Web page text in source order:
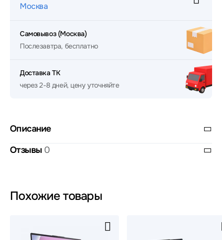
Москва
Самовывоз (Москва)
Послезавтра, бесплатно
Доставка ТК
через 2-8 дней, цену уточняйте
Описание
Отзывы 0
Похожие товары